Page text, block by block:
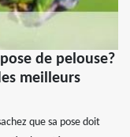
de pelouse?
meilleurs
que sa pose doit